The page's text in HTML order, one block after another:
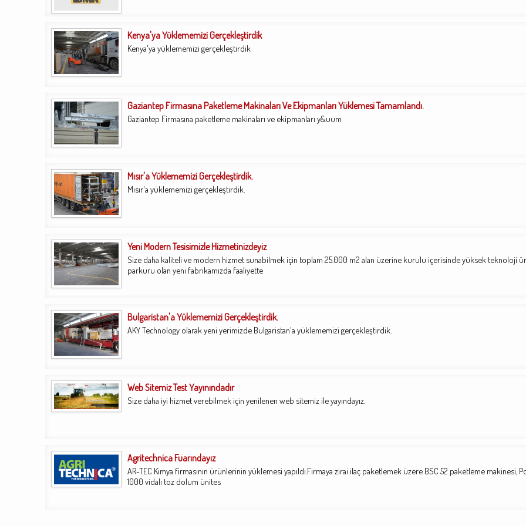
Kenya'ya Yüklememizi Gerçekleştirdik
Kenya'ya yüklememizi gerçekleştirdik
Gaziantep Firmasına Paketleme Makinaları Ve Ekipmanları Yüklemesi Tamamlandı.
Gaziantep Firmasına paketleme makinaları ve ekipmanları y&uum
Mısır'a Yüklememizi Gerçekleştirdik.
Mısır'a yüklememizi gerçekleştirdik.
Yeni Modern Tesisimizle Hizmetinizdeyiz
Size daha kaliteli ve modern hizmet sunabilmek için toplam 25.000 m2 alan üzerine kurulu içerisinde yüksek teknoloji
parkuru olan yeni fabrikamızda faaliyette
Bulgaristan'a Yüklememizi Gerçekleştirdik.
AKY Technology olarak yeni yerimizde Bulgaristan'a yüklememizi gerçekleştirdik.
Web Sitemiz Test Yayınındadır
Size daha iyi hizmet verebilmek için yenilenen web sitemiz ile yayındayız.
Agritechnica Fuarındayız
AR-TEC Kimya firmasının ürünlerinin yüklemesi yapıldı.Firmaya zirai ilaç paketlemek üzere BSC 52 paketleme makinesi,
1000 vidalı toz dolum ünites